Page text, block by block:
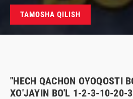
TAMOSHA QILISH
"HECH QACHON OYOQOSTI
XO'JAYIN BO'L 1-2-3-10-20-